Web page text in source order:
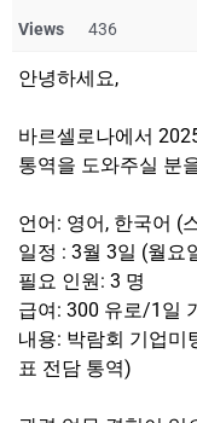
Views 436
안녕하세요,
바르셀로나에서
통역을 도와주실 분
언어: 영어, 한국어 (
일정 : 3월 3일 (월요
필요 인원: 3 명
급여: 300 유로/1일
내용: 박람회 기업미
표 전담 통역)